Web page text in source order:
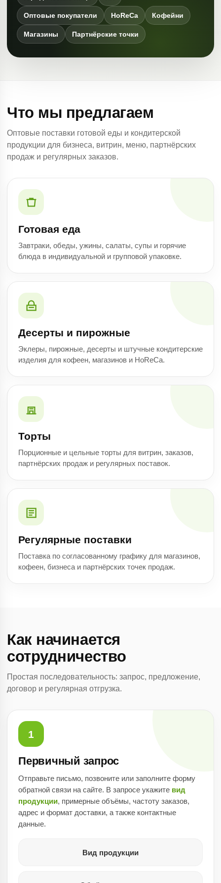
Оптовые покупатели HoReCa Кофейни
Магазины Партнёрские точки
Что мы предлагаем
Оптовые поставки готовой еды и кондитерской
продукции для бизнеса, витрин, меню, партнёрских
продаж и регулярных заказов.
Готовая еда
Завтраки, обеды, ужины, салаты, супы и горячие
блюда в индивидуальной и групповой упаковке.
Десерты и пирожные
Эклеры, пирожные, десерты и штучные кондитерские
изделия для кофеен, магазинов и HoReCa.
Торты
Порционные и цельные торты для витрин, заказов,
партнёрских продаж и регулярных поставок.
Регулярные поставки
Поставка по согласованному графику для магазинов,
кофеен, бизнеса и партнёрских точек продаж.
Как начинается
сотрудничество
Простая последовательность: запрос, предложение,
договор и регулярная отгрузка.
1
Первичный запрос
Отправьте письмо, позвоните или заполните форму
обратной связи на сайте. В запросе укажите вид
продукции, примерные объёмы, частоту заказов,
адрес и формат доставки, а также контактные
данные.
Вид продукции